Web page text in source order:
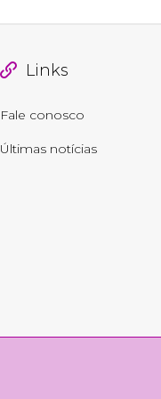
Links
Fale conosco
Últimas notícias